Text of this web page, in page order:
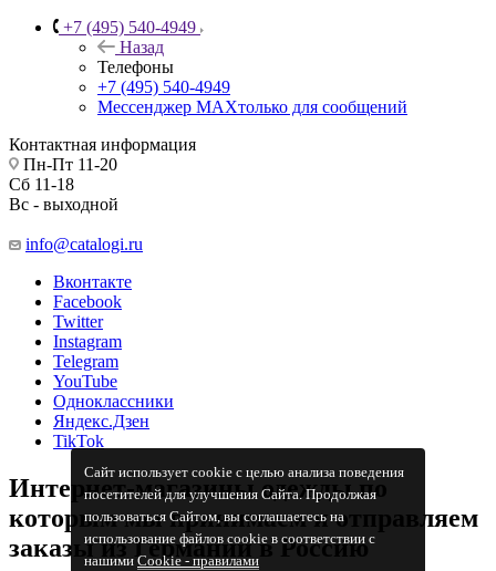
Сайт использует cookie с целью анализа поведения
посетителей для улучшения Сайта. Продолжая
пользоваться Сайтом, вы соглашаетесь на
использование файлов cookie в соответствии с
нашимиCookiе - правилами
+7 (495) 540-4949
Назад
Телефоны
+7 (495) 540-4949
Мессенджер МАХтолько для сообщений
Контактная информация
Пн-Пт 11-20
Сб 11-18
Вс - выходной
info@catalogi.ru
Вконтакте
Facebook
Twitter
Instagram
Telegram
YouTube
Одноклассники
Яндекс.Дзен
TikTok
Интернет-магазины одежды по
которым мы принимаем и отправляем
заказы из Германии в Россию